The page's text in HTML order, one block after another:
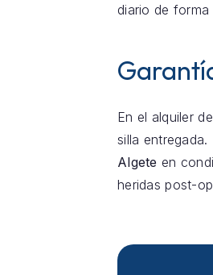
diario de forma
En el alquiler
silla
Algete en
heridas post-